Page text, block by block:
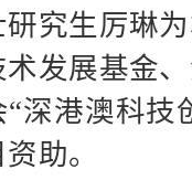
研究生厉琳
术发展基金
“深港澳科
助。